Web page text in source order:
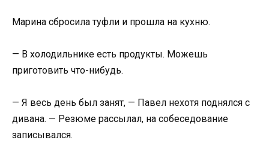
Марина сбросила туфли и прошла на кухню.
— В холодильнике есть продукты. Можешь
приготовить что-нибудь.
— Я весь день был занят, — Павел нехотя поднялся с
дивана. — Резюме рассылал, на собеседование
записывался.